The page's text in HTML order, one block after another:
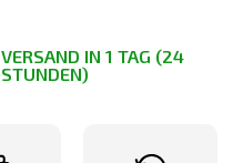
VERSAND IN 1 TAG (24
STUNDEN)